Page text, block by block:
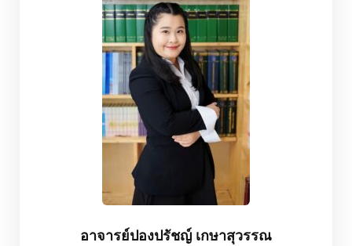
อาจารย์ปองปรัชญ์ เกษาสุวรรณ